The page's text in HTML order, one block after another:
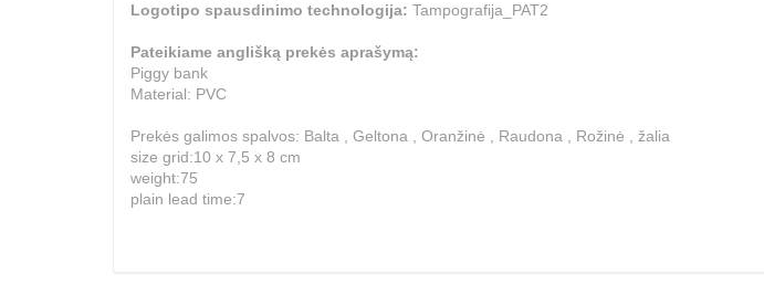
Logotipo spausdinimo technologija: Tampografija_PAT2
Pateikiame anglišką prekės aprašymą:
Piggy bank
Material: PVC
Prekės galimos spalvos: Balta , Geltona , Oranžinė , Raudona , Rožinė , žalia
size grid:10 x 7,5 x 8 cm
weight:75
plain lead time:7